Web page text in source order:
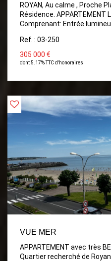
ROYAN, Au calme , Proche
Résidence. APPARTEMENT Lumineux et en parfait état.
Comprenant: Entrée
avec placards, 2 Chambres
avec fenêtre , wc. Balcon
façades voté et payé
Ref. : 03-250
305 000 €
dont 5.17% TTC d'honoraires
VUE MER
APPARTEMENT avec très
Quartier recherché de